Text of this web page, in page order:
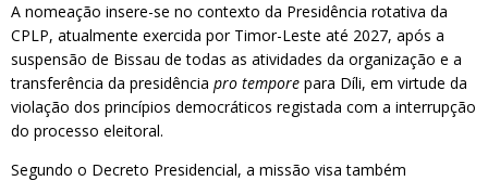
A nomeação insere-se no contexto da Presidência rotativa da
CPLP, atualmente exercida por Timor-Leste até 2027, após a
suspensão de Bissau de todas as atividades da organização e a
transferência da presidência pro tempore para Díli, em virtude da
violação dos princípios democráticos registada com a interrupção
do processo eleitoral.
Segundo o Decreto Presidencial, a missão visa também